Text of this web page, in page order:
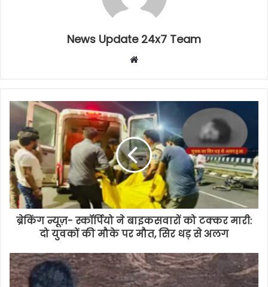
News Update 24x7 Team
Website
ब्रेकिंग न्यूज़- स्कॉर्पियो ने बाइकसवारों को टक्कर मारी:
दो युवकों की मौके पर मौत, सिर धड़ से अलग